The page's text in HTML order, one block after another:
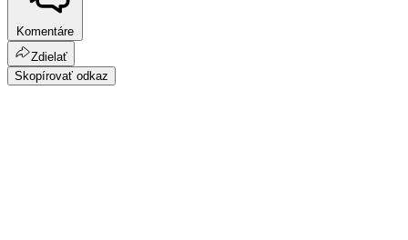
Komentáre
Zdielať
Skopírovať odkaz